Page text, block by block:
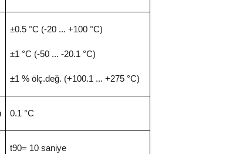
±0.5 °C (-20 ... +100 °C)
±1 °C (-50 ... -20.1 °C)
±1 % ölç.değ. (+100.1 ... +275 °C)
0.1 °C
t90= 10 saniye